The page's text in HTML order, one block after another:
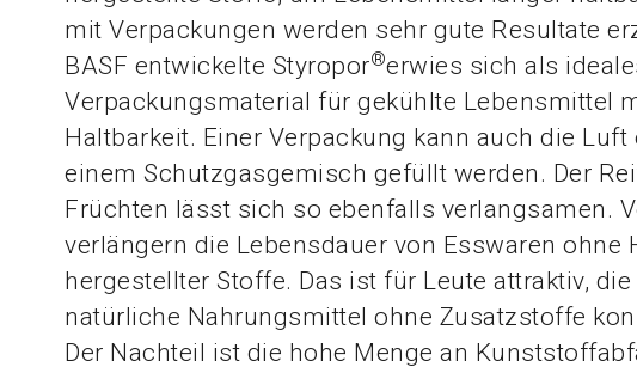
mit Verpackungen werden sehr gute Resultate
BASF entwickelte Styropor®erwies sich als
Verpackungsmaterial für gekühlte Lebensmittel
Haltbarkeit. Einer Verpackung kann auch die
einem Schutzgasgemisch gefüllt werden. Der
Früchten lässt sich so ebenfalls verlangsamen.
verlängern die Lebensdauer von Esswaren ohne
hergestellter Stoffe. Das ist für Leute attraktiv,
natürliche Nahrungsmittel ohne Zusatzstoffe
Der Nachteil ist die hohe Menge an